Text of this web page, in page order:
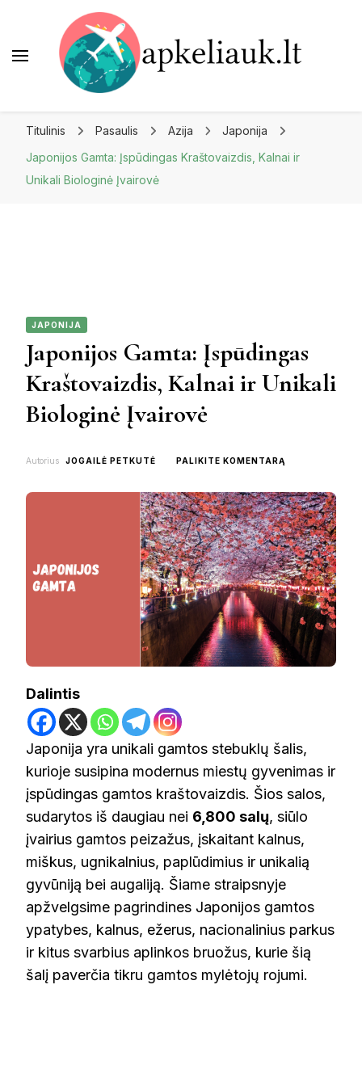
Titulinis Pasaulis Azija
Japonija
Japonijos Gamta: Įspūdingas Kraštovaizdis, Kalnai ir
Unikali Biologinė Įvairovė
JAPONIJA
Japonijos Gamta: Įspūdingas
Kraštovaizdis, Kalnai ir Unikali
Biologinė Įvairovė
Autorius JOGAILĖ PETKUTĖ PALIKITE KOMENTARĄ
ĮSPŪDINGAS
KALNAI
IR
UNIKALI
BIOLOGINĖ
ĮVAIROVĖ
Dalintis
Japonija yra unikali gamtos stebuklų šalis,
kurioje susipina modernus miestų gyvenimas ir
įspūdingas gamtos kraštovaizdis. Šios salos,
sudarytos iš daugiau nei 6,800 salų, siūlo
įvairius gamtos peizažus, įskaitant kalnus,
miškus, ugnikalnius, paplūdimius ir unikalią
gyvūniją bei augaliją. Šiame straipsnyje
apžvelgsime pagrindines Japonijos gamtos
ypatybes, kalnus, ežerus, nacionalinius parkus
ir kitus svarbius aplinkos bruožus, kurie šią
šalį paverčia tikru gamtos mylėtojų rojumi.